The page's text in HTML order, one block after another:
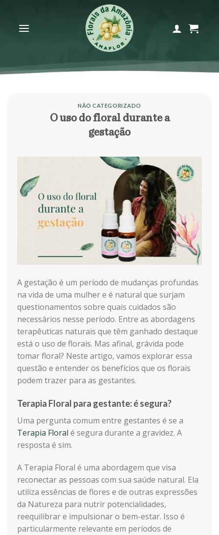
content
NÃO CATEGORIZADO
O uso do floral durante a
gestação
A gestação é um período de mudanças profundas
na vida de uma mulher e é natural que surjam
questionamentos sobre quais cuidados são
necessários nesse período. Entre as abordagens
terapêuticas naturais que têm ganhado destaque
está o uso de florais. Mas afinal, grávida pode
tomar floral? Neste artigo, vamos explorar essa
questão e entender os benefícios que os florais
podem trazer para as gestantes.
Terapia Floral para gestante: é segura?
Uma pergunta comum entre gestantes é se a
Terapia Floral é segura durante a gravidez. A
resposta é sim.
A Terapia Floral é uma abordagem que visa
reconectar as pessoas com sua saúde natural. Ela
utiliza essências de flores e de outras expressões
da Natureza para nutrir potencialidades,
reequilibrar e impulsionar o bem-estar. Isso é
particularmente relevante em períodos de